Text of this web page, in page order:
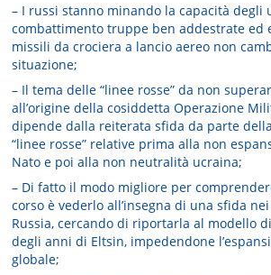
– I russi stanno minando la capacità degli
combattimento truppe ben addestrate ed
missili da crociera a lancio aereo non
situazione;
– Il tema delle “linee rosse” da non
all’origine della cosiddetta Operazione
dipende dalla reiterata sfida da parte
“linee rosse” relative prima alla non
Nato e poi alla non neutralità ucraina;
– Di fatto il modo migliore per
corso è vederlo all’insegna di una sfida
Russia, cercando di riportarla al modello
degli anni di Eltsin, impedendone
globale;